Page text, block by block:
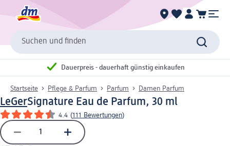
Suchen und finden
Dauerpreis - dauerhaft günstig einkaufen
Startseite Pflege & Parfum Parfum Damen Parfum
LeGerSignature Eau de Parfum, 30 ml
4.4 (111 Bewertungen)